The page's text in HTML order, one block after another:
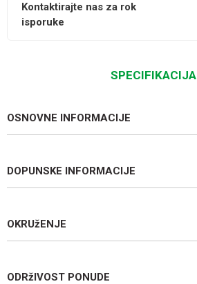
Kontaktirajte nas za rok
isporuke
SPECIFIKACIJA
OSNOVNE INFORMACIJE
DOPUNSKE INFORMACIJE
OKRUžENJE
ODRžIVOST PONUDE